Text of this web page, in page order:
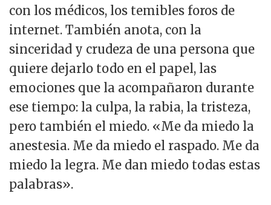
con los médicos, los temibles foros de
internet. También anota, con la
sinceridad y crudeza de una persona que
quiere dejarlo todo en el papel, las
emociones que la acompañaron durante
ese tiempo: la culpa, la rabia, la tristeza,
pero también el miedo. «Me da miedo la
anestesia. Me da miedo el raspado. Me da
miedo la legra. Me dan miedo todas estas
palabras».